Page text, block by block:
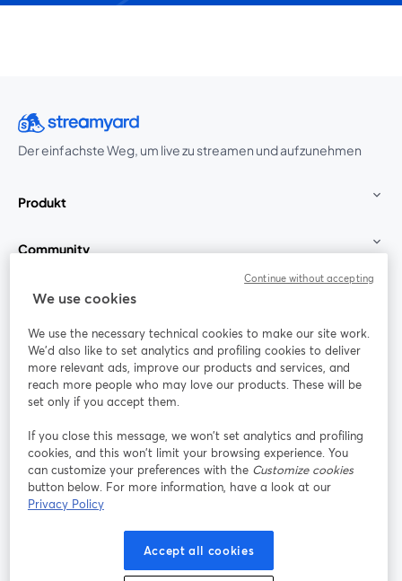
Der einfachste Weg, um live zu streamen und aufzunehmen
Produkt
Community
StreamYard für
Mitmachen
Webinar Facebook
wird in einem neuen Tab geöffnet
X (Twitter)
wird in einem neuen Tab geöffnet
Nutzungsbedingungen
wird in einem neuen Tab geöffnet
Datenschutzrichtlinie
wird in einem neuen Tab geöffnet
Cookie-Richtlinie
We use cookies
We use the necessary technical cookies to make our site work.
We'd also like to set analytics and profiling cookies to deliver
more relevant ads, improve our products and services, and
reach more people who may love our products. These will be
set only if you accept them.
If you close this message, we won’t set analytics and profiling
cookies, and this won’t limit your browsing experience. You
can customize your preferences with the Customize cookies
button below. For more information, have a look at our
Privacy Policy
Accept all cookies
Continue without accepting